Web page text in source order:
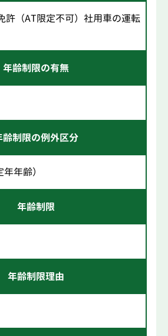
許（AT限定不可）社用車の運転
年齢制限の有無
齢制限の例外区分
年齢）
年齢制限
年齢制限理由